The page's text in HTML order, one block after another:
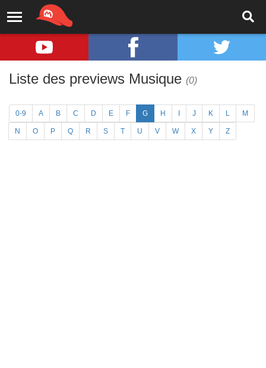
Liste des previews Musique (0)
0-9 A B C D E F G H J K L M
N O P Q R S T U V W X Y Z